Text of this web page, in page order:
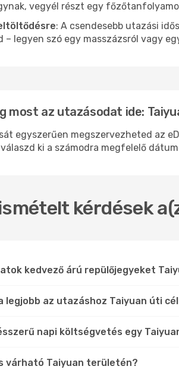
vegyél részt egy
: A csendesebb utazási
– legyen szó egy masszázsról vagy
most az utazásodat ide:
egyszerűen megszervezheted az
ki a számodra megfelelő
kérdések
kedvező árú repülőjegyeket
legjobb az utazáshoz Taiyuan úti
napi költségvetés egy
várható Taiyuan területén?